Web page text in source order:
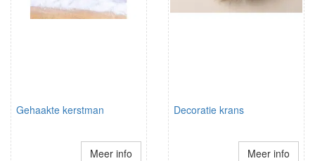
Gehaakte kerstman
Meer info
Decoratie krans
Meer info